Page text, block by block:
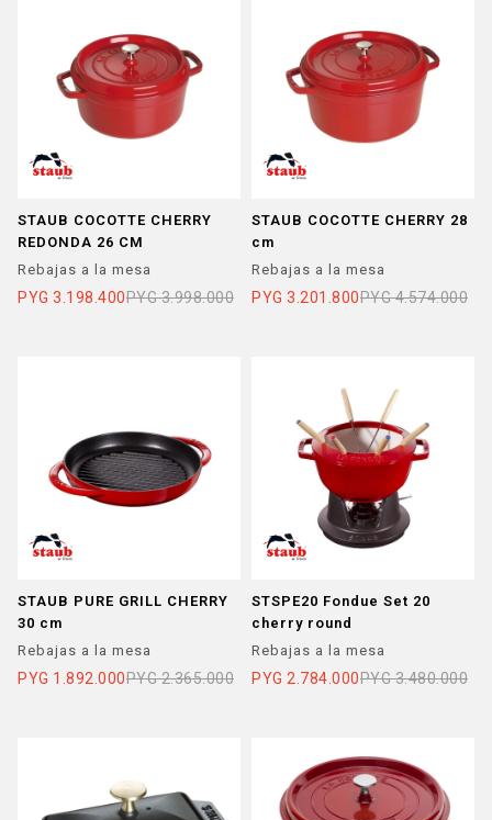
STAUB COCOTTE CHERRY
REDONDA 26 CM
Rebajas a la mesa
PYG 3.198.400PYG 3.998.000
STAUB COCOTTE CHERRY 28
cm
Rebajas a la mesa
PYG 3.201.800PYG 4.574.000
STAUB PURE GRILL CHERRY
30 cm
Rebajas a la mesa
PYG 1.892.000PYG 2.365.000
STSPE20 Fondue Set 20
cherry round
Rebajas a la mesa
PYG 2.784.000PYG 3.480.000